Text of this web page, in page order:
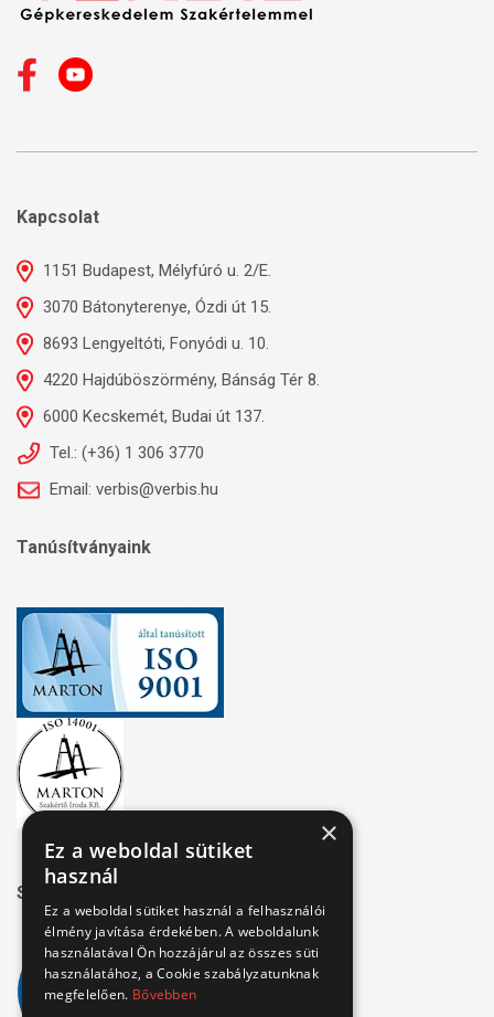
Kapcsolat
1151 Budapest, Mélyfúró u. 2/E.
3070 Bátonyterenye, Ózdi út 15.
8693 Lengyeltóti, Fonyódi u. 10.
4220 Hajdúböszörmény, Bánság Tér 8.
6000 Kecskemét, Budai út 137.
Tel.: (+36) 1 306 3770
Email: verbis@verbis.hu
Tanúsítványaink
Széchenyi 2020
×
Ez a weboldal sütiket
használ
Ez a weboldal sütiket használ a felhasználói
élmény javítása érdekében. A weboldalunk
használatával Ön hozzájárul az összes süti
használatához, a Cookie szabályzatunknak
megfelelően. Bővebben